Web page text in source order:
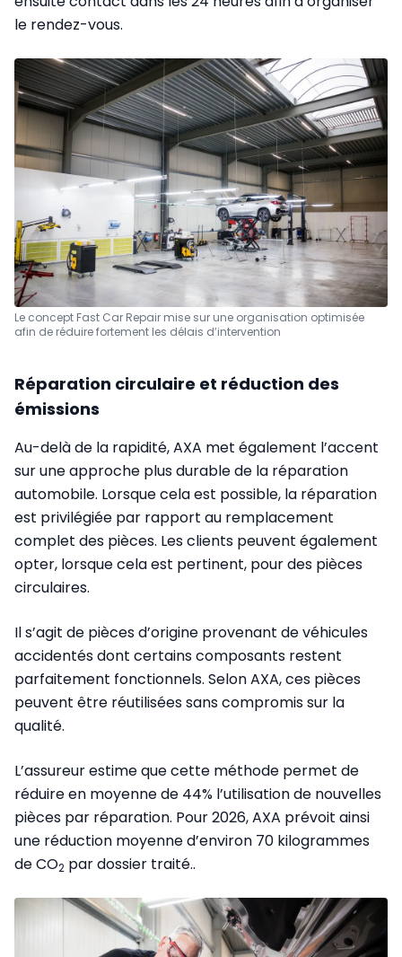
le rendez-vous.
Le concept Fast Car Repair mise sur une organisation optimisée
afin de réduire fortement les délais d’intervention
Réparation circulaire et réduction des
émissions
Au-delà de la rapidité, AXA met également l’accent
sur une approche plus durable de la réparation
automobile. Lorsque cela est possible, la réparation
est privilégiée par rapport au remplacement
complet des pièces. Les clients peuvent également
opter, lorsque cela est pertinent, pour des pièces
circulaires.
Il s’agit de pièces d’origine provenant de véhicules
accidentés dont certains composants restent
parfaitement fonctionnels. Selon AXA, ces pièces
peuvent être réutilisées sans compromis sur la
qualité.
L’assureur estime que cette méthode permet de
réduire en moyenne de 44% l’utilisation de nouvelles
pièces par réparation. Pour 2026, AXA prévoit ainsi
une réduction moyenne d’environ 70 kilogrammes
de CO2 par dossier traité..